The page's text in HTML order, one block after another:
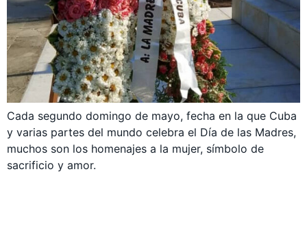
Cada segundo domingo de mayo, fecha en la que Cuba
y varias partes del mundo celebra el Día de las Madres,
muchos son los homenajes a la mujer, símbolo de
sacrificio y amor.